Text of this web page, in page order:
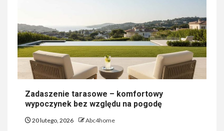
Zadaszenie tarasowe – komfortowy
wypoczynek bez względu na pogodę
20 lutego, 2026 Abc4home